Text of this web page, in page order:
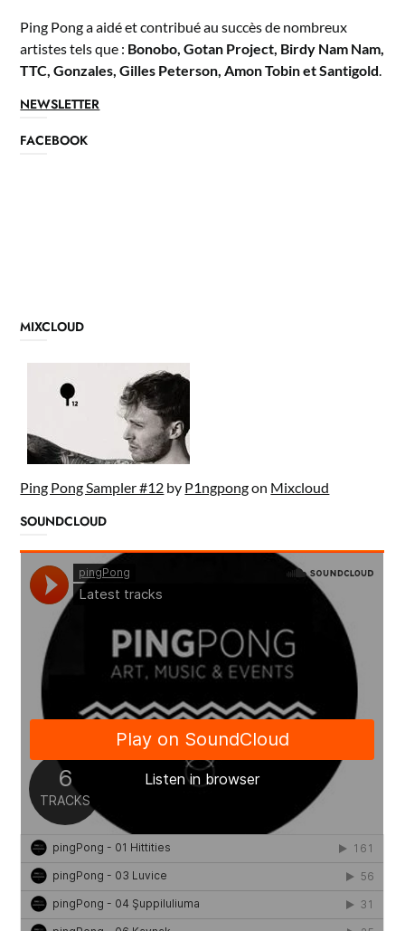
Ping Pong a aidé et contribué au succès de nombreux
artistes tels que : Bonobo, Gotan Project, Birdy Nam Nam,
TTC, Gonzales, Gilles Peterson, Amon Tobin et Santigold
NEWSLETTER
FACEBOOK
MIXCLOUD
Ping Pong Sampler #12 by P1ngpongon Mixcloud
SOUNDCLOUD